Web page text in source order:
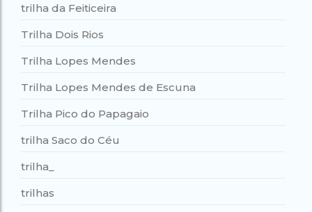
trilha da Feiticeira
Trilha Dois Rios
Trilha Lopes Mendes
Trilha Lopes Mendes de Escuna
Trilha Pico do Papagaio
trilha Saco do Céu
trilha_
trilhas